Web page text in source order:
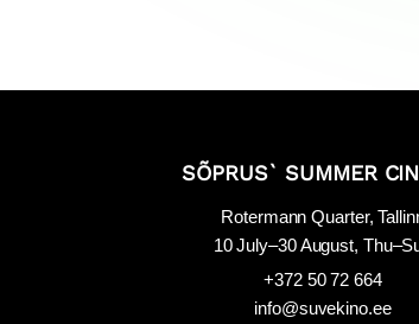
SÕPRUS` SUMMER
Rotermann Quarter,
10 July–30 August,
+372 50 72 664
info@suvekino.ee